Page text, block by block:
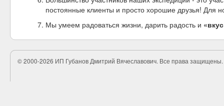
постоянные клиенты и просто хорошие друзья! Для
Мы умеем радоваться жизни, дарить радость и
©2000-2026 ИП Губанов Дмитрий Вячеславович. Все права защищены.